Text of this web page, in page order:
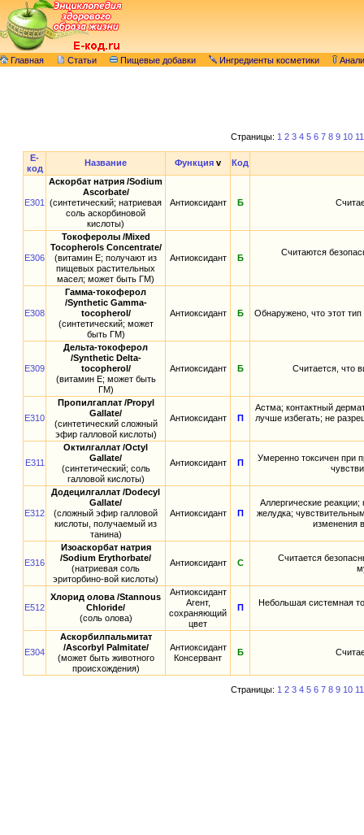
Главная Статьи Пищевые добавки Ингредиенты косметики
Страницы: 1 2 3 4 5 6 7 8 9 10 11
E-
код
Название Функция v Код
E301
Аскорбат натрия /Sodium
Ascorbate/
(синтетический; натриевая
соль аскорбиновой
кислоты)
Антиоксидант Б
E306
Токоферолы /Mixed
Tocopherols Concentrate/
(витамин E; получают из
пищевых растительных
масел; может быть ГМ)
Антиоксидант Б
Считаются
E308
Гамма-токоферол
/Synthetic Gamma-
tocopherol/
(синтетический; может
быть ГМ)
Антиоксидант Б Обнаружено, что этот
E309
Дельта-токоферол
/Synthetic Delta-
tocopherol/
(витамин E; может быть
ГМ)
Антиоксидант Б Считается, что
E310
Пропилгаплат /Propyl
Gallate/
(синтетический сложный
эфир галловой кислоты)
Антиоксидант П
Астма; контактный
лучше избегать; не
E311
Октилгаллат /Octyl
Gallate/
(синтетический; соль
галловой кислоты)
Антиоксидант П
Умеренно токсичен при
E312
Додецилгаллат /Dodecyl
Gallate/
(сложный эфир галловой
кислоты, получаемый из
танина)
Антиоксидант П
Аллергические
желудка;
изменения
E316
Изоаскорбат натрия
/Sodium Erythorbate/
(натриевая соль
эриторбино-вой кислоты)
Антиоксидант С
Считается
E512
Хлорид олова /Stannous
Chloride/
(соль олова)
Антиоксидант
Агент,
сохраняющий
цвет
П Небольшая системная
E304
Аскорбилпальмитат
/Ascorbyl Palmitate/
(может быть животного
происхождения)
Антиоксидант
Консервант
Б
Страницы: 1 2 3 4 5 6 7 8 9 10 11